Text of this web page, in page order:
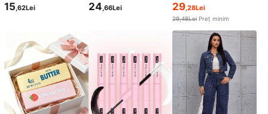
15,62Lei 24,66Lei 29,28Lei
29,48Lei Preț minim